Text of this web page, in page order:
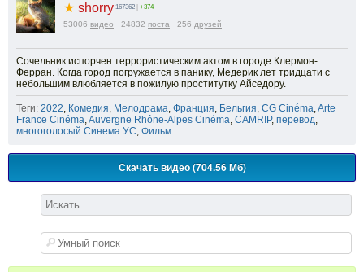
★ shorry 167362 +374
53006 видео 24832 поста 256 друзей
Сочельник испорчен террористическим актом в городе Клермон-
Ферран. Когда город погружается в панику, Медерик лет тридцати с
небольшим влюбляется в пожилую проститутку Айседору.
Теги: 2022, Комедия, Мелодрама, Франция, Бельгия, CG Cinéma,Arte
France Cinéma,Auvergne Rhône-Alpes Cinéma, CAMRIP, перевод,
многоголосый Синема УС, Фильм
Скачать видео (704.56 Мб)